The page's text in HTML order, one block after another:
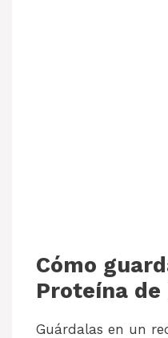
Cómo
Proteína de
Guárdalas en un